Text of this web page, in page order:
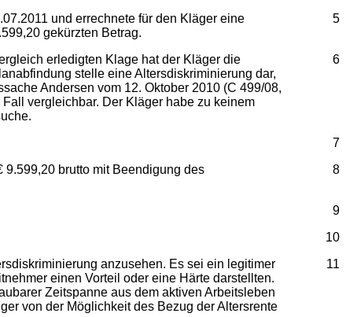
5
und errechnete für den Kläger eine
gekürzten Betrag.
6
erledigten Klage hat der Kläger die
stelle eine Altersdiskriminierung dar,
Andersen vom 12. Oktober 2010 (C 499/08,
vergleichbar. Der Kläger habe zu keinem
7
8
brutto mit Beendigung des
9
10
11
anzusehen. Es sei ein legitimer
einen Vorteil oder eine Härte darstellten.
Zeitspanne aus dem aktiven Arbeitsleben
von der Möglichkeit des Bezug der Altersrente